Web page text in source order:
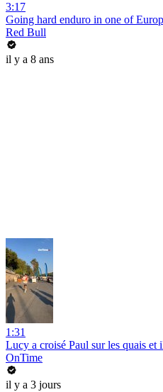
3:17
Going hard enduro in one of
Red Bull
il y a 8 ans
1:31
Lucy a croisé Paul sur les quais et
OnTime
il y a 3 jours